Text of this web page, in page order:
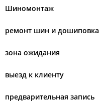
Шиномонтаж
ремонт шин и дошиповка
зона ожидания
выезд к клиенту
предварительная запись